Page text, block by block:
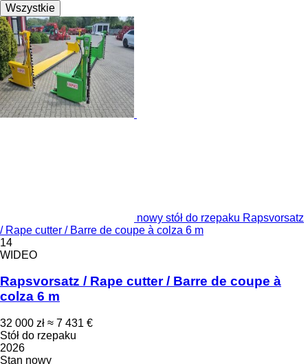
Wszystkie
nowy stół do rzepaku Rapsvorsatz
/ Rape cutter / Barre de coupe à colza 6 m
14
WIDEO
Rapsvorsatz / Rape cutter / Barre de coupe à
colza 6 m
32 000 zł ≈ 7 431 €
Stół do rzepaku
2026
Stan nowy